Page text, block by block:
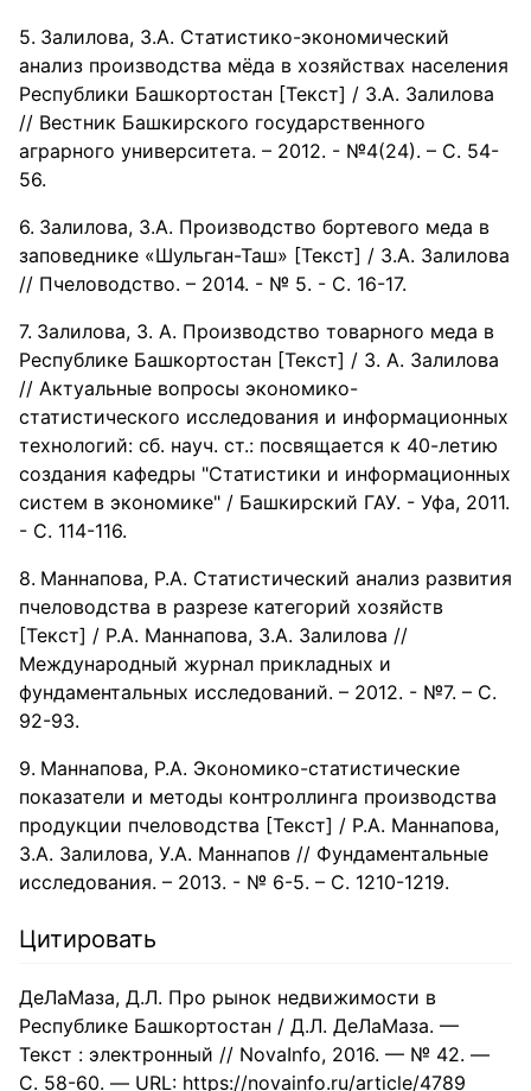
Залилова, З.А. Статистико-экономический
анализ производства мёда в хозяйствах населения
Республики Башкортостан [Текст] / З.А. Залилова
// Вестник Башкирского государственного
аграрного университета. – 2012. - №4(24). – С. 54-
56.
Залилова, З.А. Производство бортевого меда в
заповеднике «Шульган-Таш» [Текст] / З.А. Залилова
// Пчеловодство. – 2014. - № 5. - С. 16-17.
Залилова, З. А. Производство товарного меда в
Республике Башкортостан [Текст] / З. А. Залилова
// Актуальные вопросы экономико-
статистического исследования и информационных
технологий: сб. науч. ст.: посвящается к 40-летию
создания кафедры "Статистики и информационных
систем в экономике" / Башкирский ГАУ. - Уфа, 2011.
- С. 114-116.
Маннапова, Р.А. Статистический анализ развития
пчеловодства в разрезе категорий хозяйств
[Текст] / Р.А. Маннапова, З.А. Залилова //
Международный журнал прикладных и
фундаментальных исследований. – 2012. - №7. – С.
92-93.
Маннапова, Р.А. Экономико-статистические
показатели и методы контроллинга производства
продукции пчеловодства [Текст] / Р.А. Маннапова,
З.А. Залилова, У.А. Маннапов // Фундаментальные
исследования. – 2013. - № 6-5. – С. 1210-1219.
Цитировать
ДеЛаМаза, Д.Л. Про рынок недвижимости в
Республике Башкортостан / Д.Л. ДеЛаМаза. —
Текст : электронный // NovaInfo, 2016. — № 42. —
С. 58-60. — URL: https://novainfo.ru/article/4789